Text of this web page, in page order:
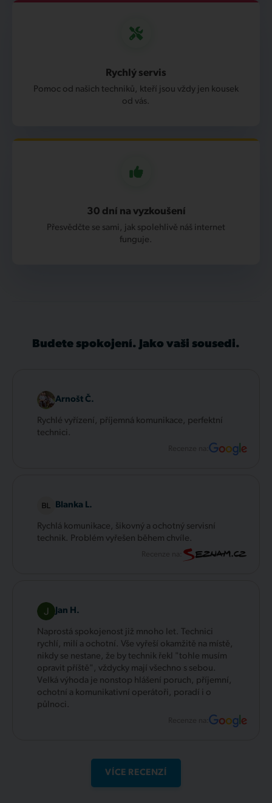
Rychlý servis
Pomoc od našich techniků, kteří jsou vždy jen kousek
od vás.
30 dní na vyzkoušení
Přesvědčte se sami, jak spolehlivě náš internet
funguje.
Budete spokojení. Jako vaši sousedi.
Arnošt Č.
Rychlé vyřízení, příjemná komunikace, perfektní
technici.
Recenze na:
Blanka L.
Rychlá komunikace, šikovný a ochotný servisní
technik. Problém vyřešen během chvíle.
Jan H.
Naprostá spokojenost již mnoho let. Technici
rychlí, milí a ochotní. Vše vyřeší okamžitě na místě,
nikdy se nestane, že by technik řekl "tohle musím
opravit příště", vždycky mají všechno s sebou.
Velká výhoda je nonstop hlášení poruch, příjemní,
ochotní a komunikativní operátoři, poradí i o
půlnoci.
Recenze na:
VÍCE RECENZÍ